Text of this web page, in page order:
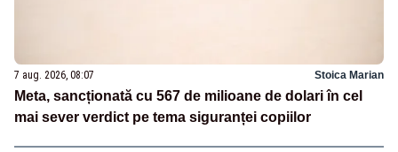
7 aug. 2026, 08:07 Stoica Marian
Meta, sancționată cu 567 de milioane de dolari în cel
mai sever verdict pe tema siguranței copiilor